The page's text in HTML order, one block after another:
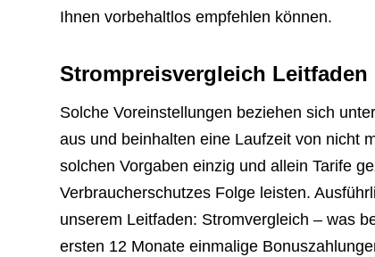
Ihnen vorbehaltlos empfehlen können.
Strompreisvergleich Leitfaden
Solche Voreinstellungen beziehen sich
aus und beinhalten eine Laufzeit von nicht
solchen Vorgaben einzig und allein Tarife
Verbraucherschutzes Folge leisten.
unserem Leitfaden: Stromvergleich – was
ersten 12 Monate einmalige